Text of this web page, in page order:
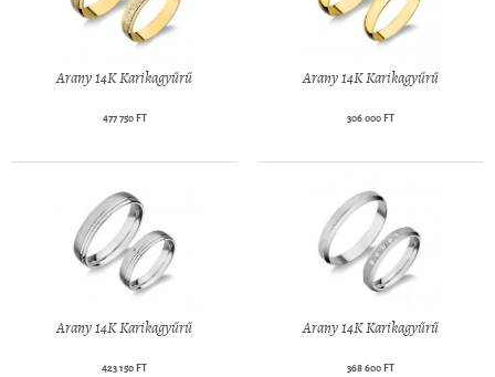
Arany 14K Karikagyűrű
477 750 FT
Arany 14K Karikagyűrű
306 000 FT
Arany 14K Karikagyűrű
423 150 FT
Arany 14K Karikagyűrű
368 600 FT